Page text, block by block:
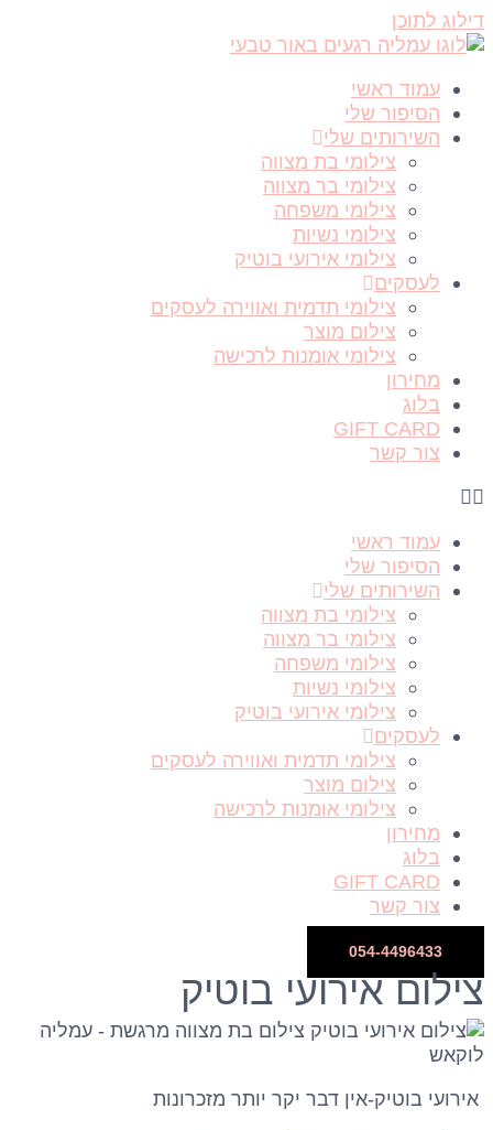
דילוג לתוכן
עמוד ראשי
הסיפור שלי
השירותים שלי
צילומי בת מצווה
צילומי בר מצווה
צילומי משפחה
צילומי נשיות
צילומי אירועי בוטיק
לעסקים
צילומי תדמית ואווירה לעסקים
צילום מוצר
צילומי אומנות לרכישה
מחירון
בלוג
GIFT CARD
צור קשר
עמוד ראשי
הסיפור שלי
השירותים שלי
צילומי בת מצווה
צילומי בר מצווה
צילומי משפחה
צילומי נשיות
צילומי אירועי בוטיק
לעסקים
צילומי תדמית ואווירה לעסקים
צילום מוצר
צילומי אומנות לרכישה
מחירון
בלוג
GIFT CARD
צור קשר
054-4496433
צילום אירועי בוטיק
אירועי בוטיק-אין דבר יקר יותר מזכרונות